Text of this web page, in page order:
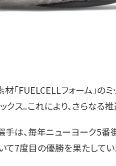
「FUELCELLフォーム」のミ
クス。これにより、さらなる
手は、毎年ニューヨーク5
て7度目の優勝を果たしてい